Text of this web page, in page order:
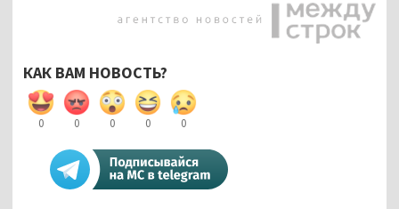
КАК ВАМ НОВОСТЬ?
0 0 0 0 0